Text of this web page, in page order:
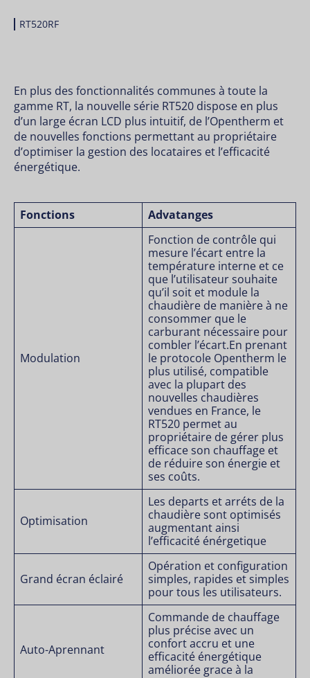
RT520RF
En plus des fonctionnalités communes à toute la
gamme RT, la nouvelle série RT520 dispose en plus
d’un large écran LCD plus intuitif, de l’Opentherm et
de nouvelles fonctions permettant au propriétaire
d’optimiser la gestion des locataires et l’efficacité
énergétique.
Fonctions Advatanges
Modulation
Fonction de contrôle qui
mesure l’écart entre la
température interne et ce
que l’utilisateur souhaite
qu’il soit et module la
chaudière de manière à ne
consommer que le
carburant nécessaire pour
combler l’écart.En prenant
le protocole Opentherm le
plus utilisé, compatible
avec la plupart des
nouvelles chaudières
vendues en France, le
RT520 permet au
propriétaire de gérer plus
efficace son chauffage et
de réduire son énergie et
ses coûts.
Optimisation
Les departs et arréts de la
chaudière sont optimisés
augmentant ainsi
l’efficacité énérgetique
Grand écran éclairé
Opération et configuration
simples, rapides et simples
pour tous les utilisateurs.
Auto-Aprennant
Commande de chauffage
plus précise avec un
confort accru et une
efficacité énergétique
améliorée grace à la